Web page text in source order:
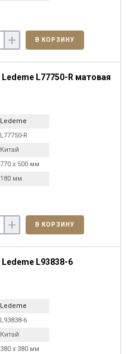
+ В КОРЗИНУ
L77750-R матовая
Ledeme
L77750-R
Китай
770 х 500 мм
180 мм
+ В КОРЗИНУ
L93838-6
Ledeme
L93838-6
Китай
380 х 380 мм